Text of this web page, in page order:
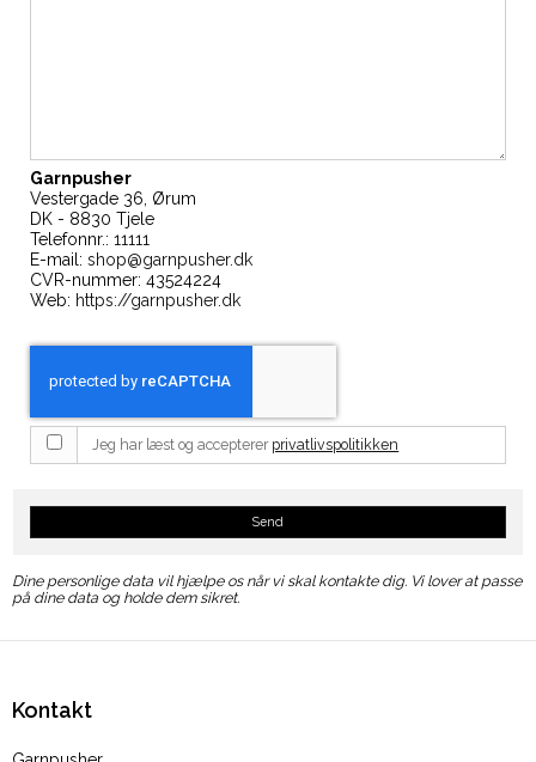
Garnpusher
Vestergade 36, Ørum
DK - 8830 Tjele
Telefonnr.: 11111
E-mail: shop@garnpusher.dk
CVR-nummer: 43524224
Web: https://garnpusher.dk
Jeg har læst og accepterer privatlivspolitikken
Send
Dine personlige data vil hjælpe os når vi skal kontakte dig. Vi lover at passe
på dine data og holde dem sikret.
Kontakt